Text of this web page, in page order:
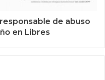
de abuso
en Libres